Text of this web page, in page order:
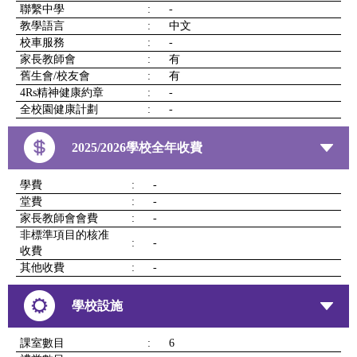
聯繫中學
:
-
教學語言
:
中文
校車服務
:
-
家長教師會
:
有
舊生會/校友會
:
有
4Rs精神健康約章
:
-
全校園健康計劃
: -
2025/2026學校全年收費
學費 :
-
堂費
:
-
家長教師會會費
:
-
非標準項目的核准
收費
: -
其他收費 : -
學校設施
課室數目 :
6